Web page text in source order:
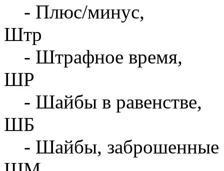
- Плюс/минус,
Штр
- Штрафное время,
ШР
- Шайбы в равенстве,
ШБ
- Шайбы, заброшенные